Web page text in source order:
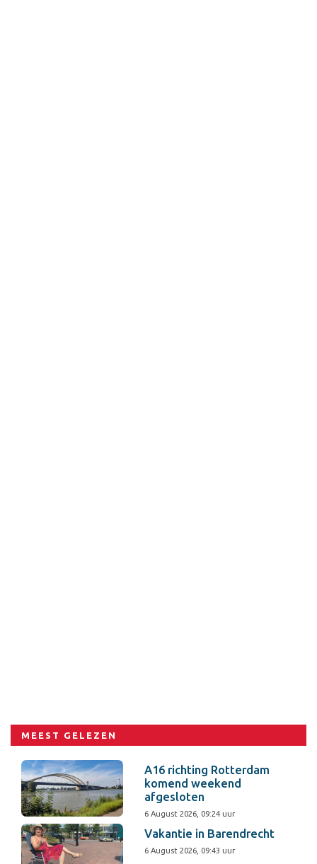
MEEST GELEZEN
A16 richting Rotterdam
komend weekend
afgesloten
6 August 2026, 09:24 uur
Vakantie in Barendrecht
6 August 2026, 09:43 uur